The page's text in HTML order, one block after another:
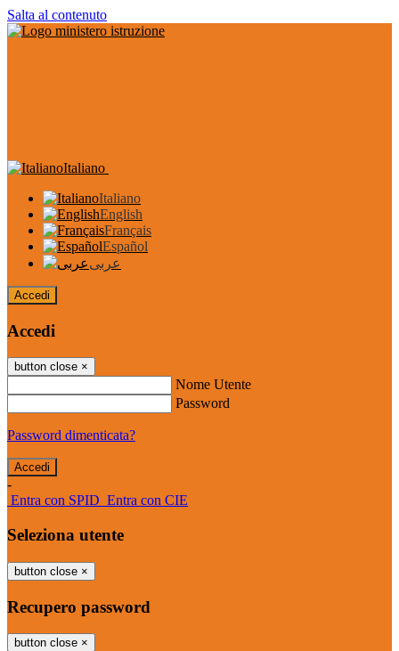
Salta al contenuto
Italiano
Italiano
English
Français
Español
عربى
Accedi
Accedi
button close ×
Nome Utente
Password
Password dimenticata?
-
Entra con SPID Entra con CIE
Seleziona utente
button close ×
Recupero password
button close ×